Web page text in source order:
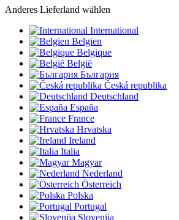
Anderes Lieferland wählen
International
Belgien
Belgique
België
България
Česká republika
Deutschland
España
France
Hrvatska
Ireland
Italia
Magyar
Nederland
Österreich
Polska
Portugal
Slovenija